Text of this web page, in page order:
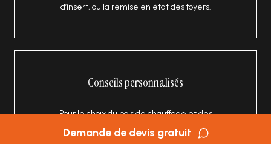
d’insert, ou la remise en état des foyers.
Conseils personnalisés
Pour le choix du bois de chauffage et des
plaque anti-chaleur).
Demande de devis gratuit